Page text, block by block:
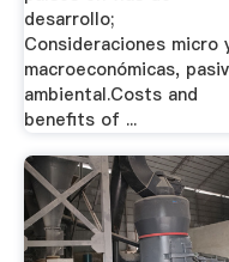
desarrollo;
Consideraciones micro
macroeconómicas,
ambiental.Costs and
benefits of ...